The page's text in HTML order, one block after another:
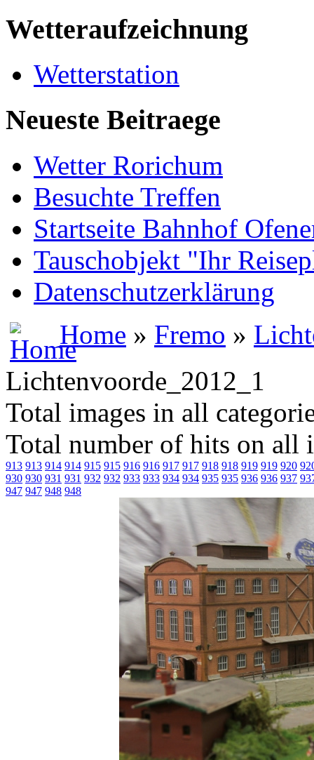
Wetteraufzeichnung
Wetterstation
Neueste Beitraege
Wetter Rorichum
Besuchte Treffen
Startseite Bahnhof
Tauschobjekt "Ihr
Datenschutzerklärung
Home » Fremo »
Lichtenvoorde_2012_1
Total images in all
Total number of hits on all
913 913 914 914 915 915 916 916 917 917 918 918 919 919 920
930 930 931 931 932 932 933 933 934 934 935 935 936 936 937
947 947 948 948